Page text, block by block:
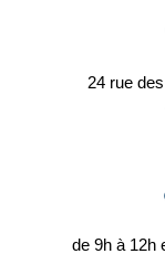
24 rue
de 9h à 12h